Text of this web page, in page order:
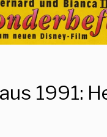
1991: